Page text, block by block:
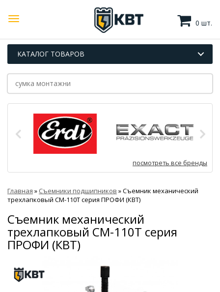
0 шт.
КАТАЛОГ ТОВАРОВ
посмотреть все бренды
Главная » Съемники подшипников »Съемник механический
трехлапковый СМ-110Т серия ПРОФИ (КВТ)
Съемник механический
трехлапковый СМ-110Т серия
ПРОФИ (КВТ)